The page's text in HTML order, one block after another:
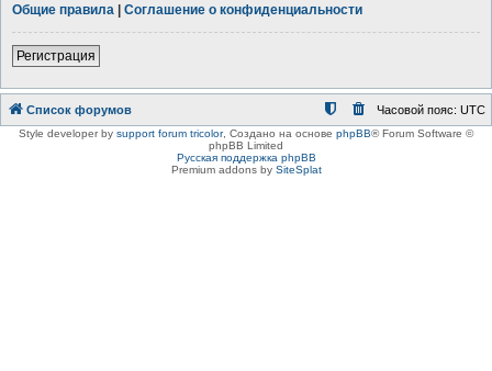
Общие правила | Соглашение о конфиденциальности
Регистрация
Список форумов Часовой пояс: UTC
Style developer by support forum tricolor, Создано на основе phpBB® Forum Software ©
phpBB Limited
Русская поддержка phpBB
Premium addons by SiteSplat